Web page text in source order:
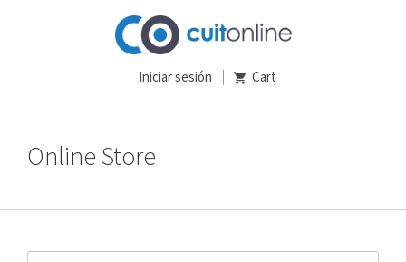
Iniciar sesión Cart
Online Store